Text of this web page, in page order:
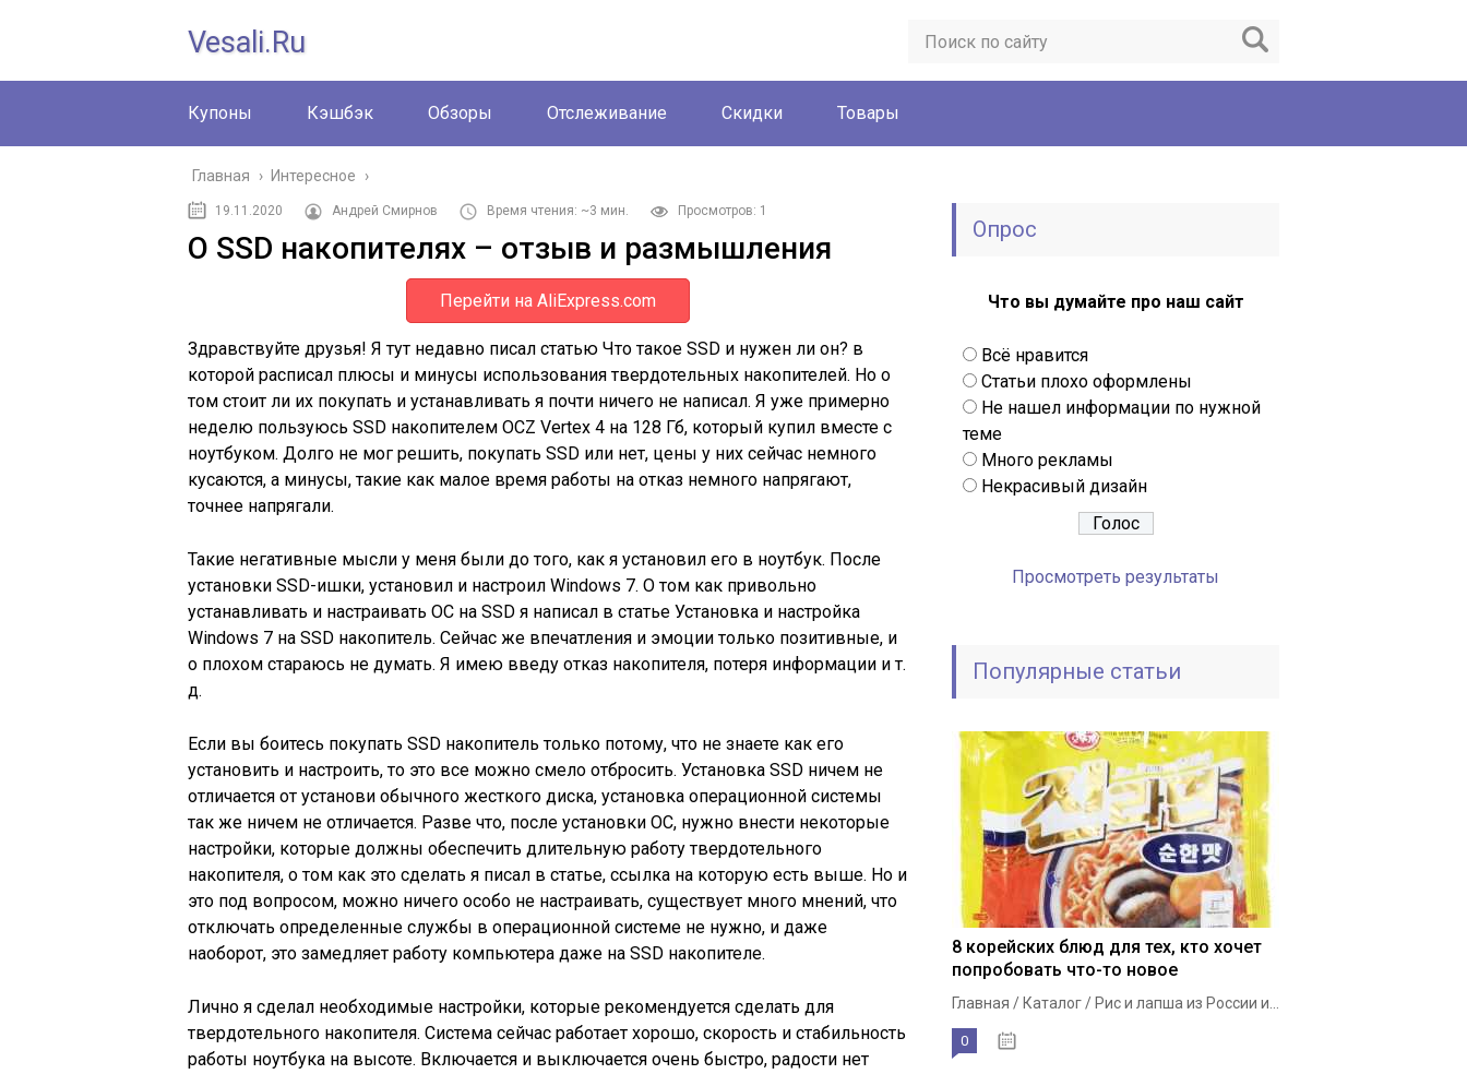
Vesali.ru
Купоны Кэшбэк Обзоры Отслеживание Скидки Товары
Главная › Интересное ›
19.11.2020 Андрей Смирнов Время чтения: ~3 мин. Просмотров: 1
О SSD накопителях – отзыв и размышления
Перейти на AliExpress.com
Здравствуйте друзья! Я тут недавно писал статью Что такое SSD и нужен ли он? в
которой расписал плюсы и минусы использования твердотельных накопителей. Но о
том стоит ли их покупать и устанавливать я почти ничего не написал. Я уже примерно
неделю пользуюсь SSD накопителем OCZ Vertex 4 на 128 Гб, который купил вместе с
ноутбуком. Долго не мог решить, покупать SSD или нет, цены у них сейчас немного
кусаются, а минусы, такие как малое время работы на отказ немного напрягают,
точнее напрягали.
Такие негативные мысли у меня были до того, как я установил его в ноутбук. После
установки SSD-ишки, установил и настроил Windows 7. О том как привольно
устанавливать и настраивать ОС на SSD я написал в статье Установка и настройка
Windows 7 на SSD накопитель. Сейчас же впечатления и эмоции только позитивные, и
о плохом стараюсь не думать. Я имею введу отказ накопителя, потеря информации и т.
д.
Если вы боитесь покупать SSD накопитель только потому, что не знаете как его
установить и настроить, то это все можно смело отбросить. Установка SSD ничем не
отличается от установи обычного жесткого диска, установка операционной системы
так же ничем не отличается. Разве что, после установки ОС, нужно внести некоторые
настройки, которые должны обеспечить длительную работу твердотельного
накопителя, о том как это сделать я писал в статье, ссылка на которую есть выше. Но и
это под вопросом, можно ничего особо не настраивать, существует много мнений, что
отключать определенные службы в операционной системе не нужно, и даже
наоборот, это замедляет работу компьютера даже на SSD накопителе.
Лично я сделал необходимые настройки, которые рекомендуется сделать для
твердотельного накопителя. Система сейчас работает хорошо, скорость и стабильность
работы ноутбука на высоте. Включается и выключается очень быстро, радости нет
Опрос
Что вы думайте про наш сайт
Всё нравится
Статьи плохо оформлены
Не нашел информации по нужной
теме
Много рекламы
Некрасивый дизайн
Просмотреть результаты
Популярные статьи
8 корейских блюд для тех, кто хочет
попробовать что-то новое
Главная / Каталог / Рис и лапша из России и...
0